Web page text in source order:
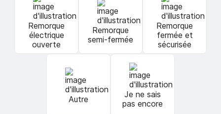
Remorque
électrique
ouverte
Remorque
semi-fermée
Remorque
fermée et
sécurisée
Autre
Je ne sais
pas encore